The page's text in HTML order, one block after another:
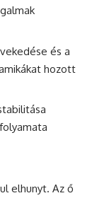
és a
hozott
elhunyt. Az ő